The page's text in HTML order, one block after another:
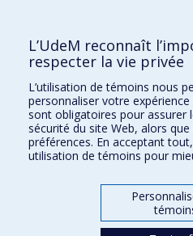
Écoles
Kinésiologie et des sciences de
Orthophonie et audiologie
Réadaptation
Directions
DPC
CPASS
L’UdeM reconnaît
respecter la vie privée
L’utilisation de témoins nous
personnaliser votre
sont obligatoires pour assurer
sécurité du site Web, alors
préférences. En acceptant
utilisation de témoins pour